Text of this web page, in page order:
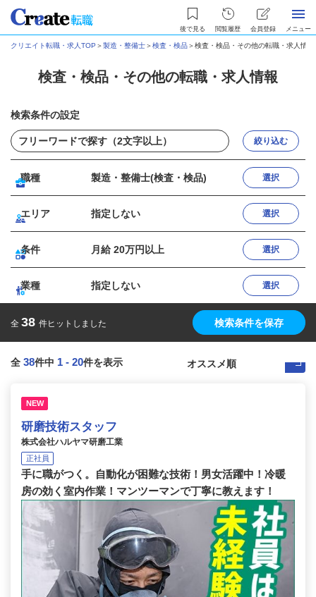
後で見る 閲覧履歴 会員登録 メニュー
クリエイト転職・求人TOP ＞製造・整備士＞検査・検品＞検査・検品・その他の転職・求人情報
検査・検品・その他の転職・求人情報
検索条件の設定
絞り込む
職種 製造・整備士(検査・検品) 選択
エリア 指定しない 選択
条件 月給 20万円以上 選択
業種 指定しない 選択
全 38 件ヒットしました 検索条件を保存
全 38件中 1 - 20件を表示
NEW
研磨技術スタッフ
株式会社ハルヤマ研磨工業
正社員
手に職がつく。自動化が困難な技術！男女活躍中！冷暖
房の効く室内作業！マンツーマンで丁寧に教えます！